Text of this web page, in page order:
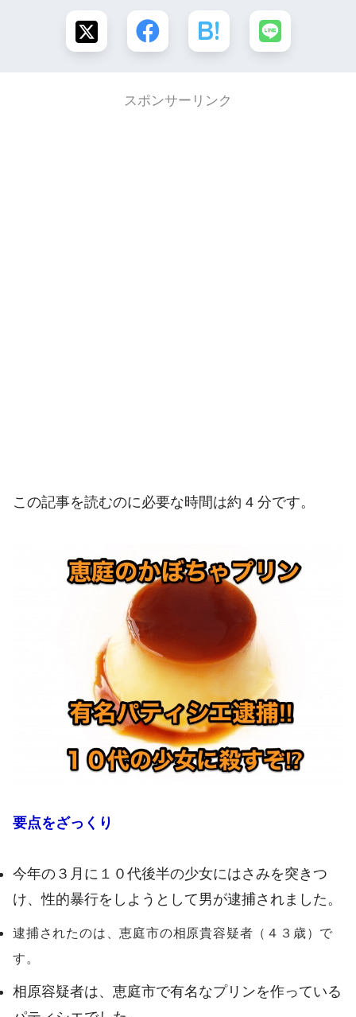
スポンサーリンク
この記事を読むのに必要な時間は約 4 分です。
要点をざっくり
今年の３月に１０代後半の少女にはさみを突きつ
け、性的暴行をしようとして男が逮捕されました。
逮捕されたのは、恵庭市の相原貴容疑者（４３歳）で
す。
相原容疑者は、恵庭市で有名なプリンを作っている